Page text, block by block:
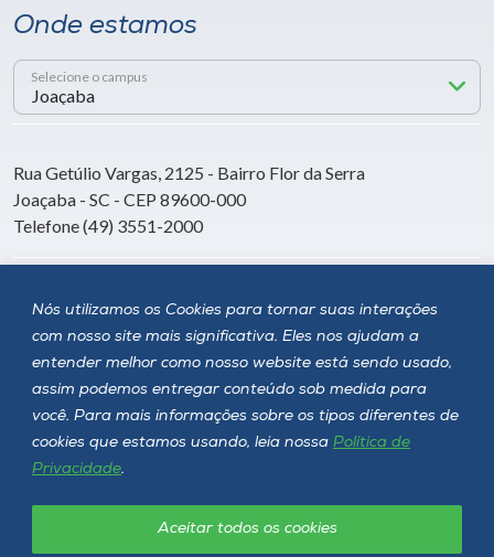
Nós utilizamos os Cookies para tornar suas interações
com nosso site mais significativa. Eles nos ajudam a
entender melhor como nosso website está sendo usado,
assim podemos entregar conteúdo sob medida para
você. Para mais informações sobre os tipos diferentes de
cookies que estamos usando, leia nossa Política de
Privacidade.
Aceitar todos os cookies
Onde estamos
Selecione o campus
Rua Getúlio Vargas, 2125 - Bairro Flor da Serra
Joaçaba - SC - CEP 89600-000
Telefone (49) 3551-2000
Siga a Unoesc
Política de privacidade LGPD